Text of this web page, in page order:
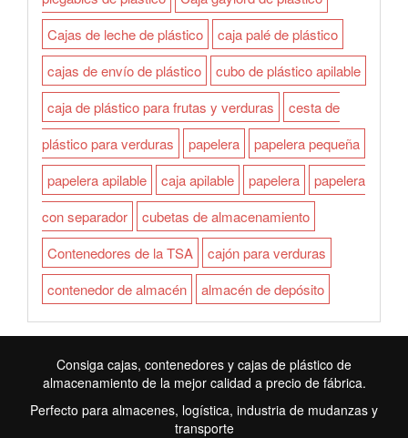
Cajas de leche de plástico
caja palé de plástico
cajas de envío de plástico
cubo de plástico apilable
caja de plástico para frutas y verduras
cesta de
plástico para verduras
papelera
papelera pequeña
papelera apilable
caja apilable papelera
papelera
con separador
cubetas de almacenamiento
Contenedores de la TSA
cajón para verduras
contenedor de almacén
almacén de depósito
Consiga cajas, contenedores y cajas de plástico de
almacenamiento de la mejor calidad a precio de fábrica.
Perfecto para almacenes, logística, industria de mudanzas y
transporte